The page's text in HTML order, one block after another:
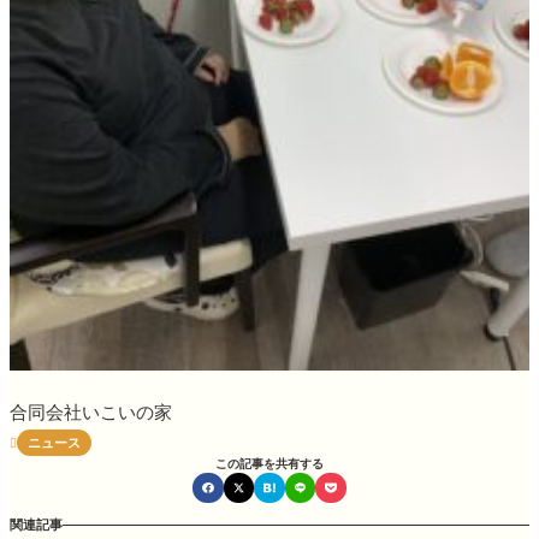
合同会社いこいの家
 ニュース
この記事を共有する
関連記事